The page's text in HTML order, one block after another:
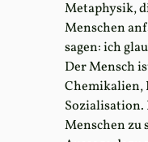
Metaphysik,
Menschen
sagen: ich
Der Mensch
Chemikalien,
Sozialisation.
Menschen zu